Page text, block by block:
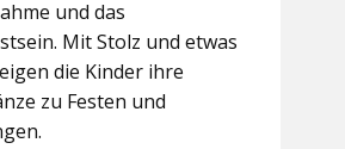
und das
Mit Stolz und etwas
die Kinder ihre
zu Festen und